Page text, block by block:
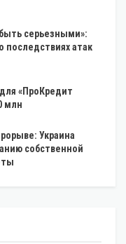
серьезными»:
последствиях атак
«ПроКредит
млн
Украина
собственной